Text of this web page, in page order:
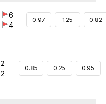
6
4
0.97 1.25 0.82
2
2
0.85 0.25 0.95